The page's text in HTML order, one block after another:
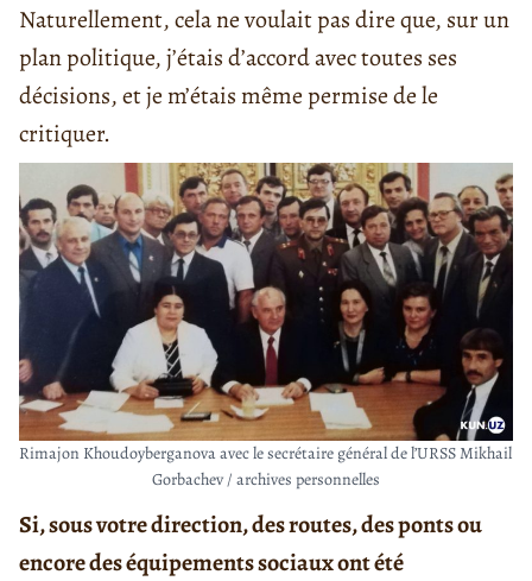
Naturellement, cela ne voulait pas dire que, sur un
plan politique, j’étais d’accord avec toutes ses
décisions, et je m’étais même permise de le
critiquer.
Rimajon Khoudoyberganova avec le secrétaire général de l’URSS Mikhail
Gorbachev / archives personnelles
Si, sous votre direction, des routes, des ponts ou
encore des équipements sociaux ont été